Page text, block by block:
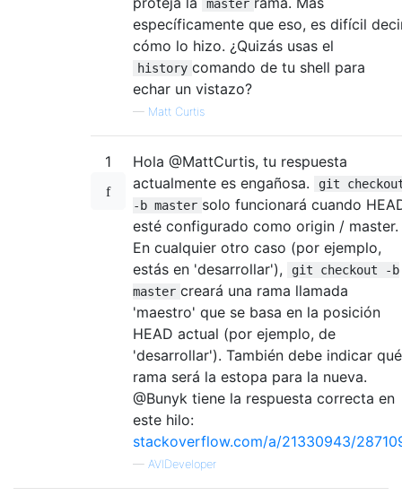
master
específicamente que eso, es difícil
cómo lo hizo. ¿Quizás usas el
history comando de tu shell para
echar un vistazo?
— Matt Curtis
1
Hola @MattCurtis, tu respuesta
actualmente es engañosa.
git
-b master solo funcionará cuando
esté configurado como origin / master.
En cualquier otro caso (por ejemplo,
estás en 'desarrollar'),
git checkout -b
master creará una rama llamada
'maestro' que se basa en la posición
HEAD actual (por ejemplo, de
'desarrollar'). También debe indicar qué
rama será la estopa para la nueva.
@Bunyk tiene la respuesta correcta en
este hilo:
stackoverflow.com/a/21330943/
— AVIDeveloper